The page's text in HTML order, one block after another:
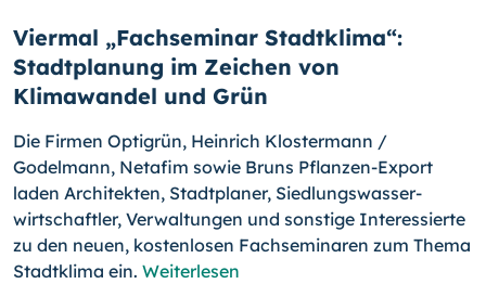
Viermal „Fachseminar Stadtklima“:
Stadtplanung im Zeichen von
Klimawandel und Grün
Die Firmen Optigrün, Heinrich Klostermann /
Godelmann, Netafim sowie Bruns Pflanzen-Export
laden Architekten, Stadtplaner, Siedlungs­was­ser­
wirtschaftler, Verwaltungen und sonstige Interessierte
zu den neuen, kos­tenlosen Fachseminaren zum Thema
Stadtklima ein. Weiterlesen